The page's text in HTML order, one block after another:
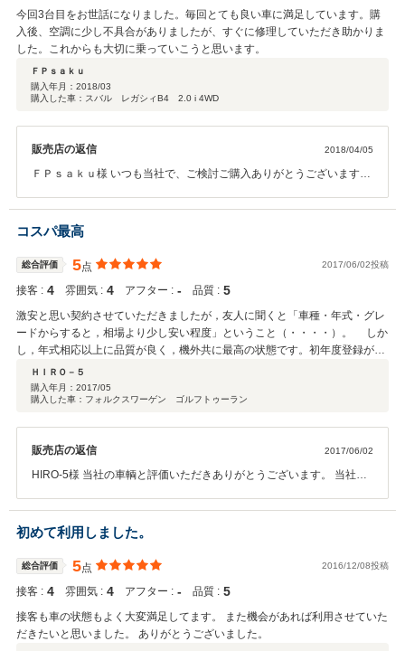
世話になりました。今後ともお世話になりますがよろしくお願いいたしま
す。 最高のお店と最高のF様です！もし、ゼロスに行った時には、この書き
込みを見せて、「F様と話がしたいです」と言ってから行ってみるといいと
思います。
たします。
今回3台目をお世話になりました。毎回とても良い車に満足しています。購
入後、空調に少し不具合がありましたが、すぐに修理していただき助かりま
した。これからも大切に乗っていこうと思います。
ＦＰｓａｋｕ
購入年月： 2018/03
購入した車：スバル レガシィB4 2.0 i 4WD
販売店の返信 2018/04/05
ＦＰｓａｋｕ様 いつも当社で、ご検討ご購入ありがとうございます。
よかったです。 車両の不具合でご迷惑とお手数おかけしてしてしまい
申し訳ございませんでした。 作業は簡単に手直しできるものだったよ
でもご来店ください。 故障、事故無く無事に乗っていただけますよう
お気をつけくださいね！ またのご来店お待ちしております。
コスパ最高
総合評価 5点 2017/06/02投稿
接客 : 4 雰囲気 : 4 アフター : ‐ 品質 : 5
激安と思い契約させていただきましたが，友人に聞くと「車種・年式・グレ
ードからすると，相場より少し安い程度」ということ（・・・・）。 しか
し，年式相応以上に品質が良く，機外共に最高の状態です。初年度登録が9
年前の中古車ですが大変きれいに仕上げていただきました。いくつか気にな
るポイントも格安（あるいは無料！）で修理・部品交換してくれたし，追加
でお願いした中古タイヤ＆ホイールも値段以上のモノを探してくれました。
話になりたいです。
ＨＩＲＯ－５
購入年月： 2017/05
購入した車：フォルクスワーゲン ゴルフトゥーラン
販売店の返信 2017/06/02
HIRO-5様 当社の車輌と評価いただきありがとうございます。 当社の
しております、外車は国産に比べますと故障が少々多いケースがござ
いますので、何か気になる事や故障が起きた場合はお早めにご連絡く
ださい。 タイヤ等も当社はタイヤ屋さんと取引件数が多いですのでタ
イヤ屋さんもできる限り状態の良い品物をご提供していただいており
ますのと部品代等には利益もほとんどない状態で販売させていただい
ておりますので、価格以上の程度の商品で販売させていただいており
ます。 マイナスポイントは今後は空気清浄器と消臭等で、できる限り
の対応を行っていきますので次回ご来店の際には、気にしてご確認い
初めて利用しました。
総合評価 5点 2016/12/08投稿
接客 : 4 雰囲気 : 4 アフター : ‐ 品質 : 5
接客も車の状態もよく大変満足してます。 また機会があれば利用させていた
だきたいと思いました。 ありがとうございました。